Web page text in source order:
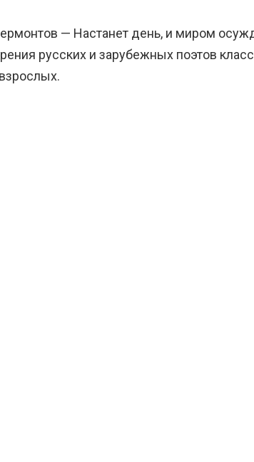
— Настанет день, и миром
русских и зарубежных поэтов